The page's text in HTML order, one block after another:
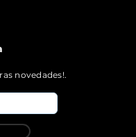
novedades!.